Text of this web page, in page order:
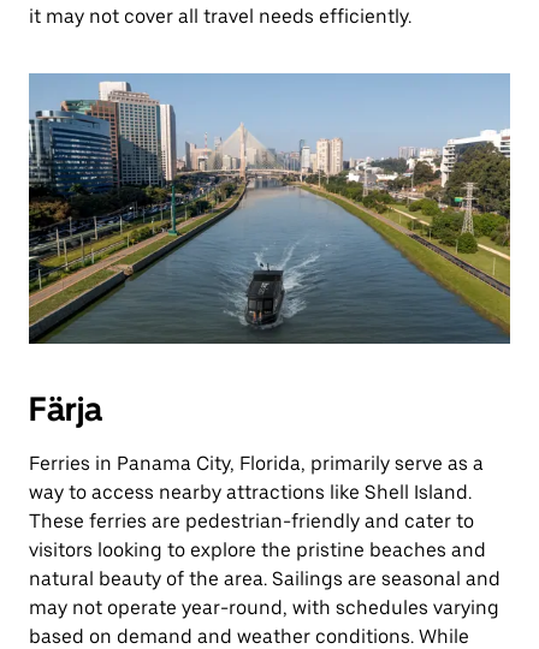
it may not cover all travel needs efficiently.
Färja
Ferries in Panama City, Florida, primarily serve as a
way to access nearby attractions like Shell Island.
These ferries are pedestrian-friendly and cater to
visitors looking to explore the pristine beaches and
natural beauty of the area. Sailings are seasonal and
may not operate year-round, with schedules varying
based on demand and weather conditions. While